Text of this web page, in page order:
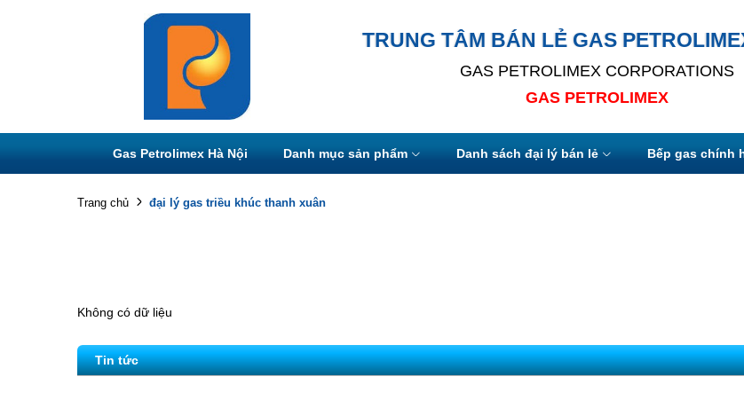
TRUNG TÂM BÁN LẺ GAS
GAS PETROLIMEX CORPORATIONS
GAS PETROLIMEX
Gas Petrolimex Hà Nội Danh mục sản phẩm Danh sách đại lý bán lẻ Bếp gas chính
Trang chủ đại lý gas triều khúc thanh xuân
Không có dữ liệu
Tin tức